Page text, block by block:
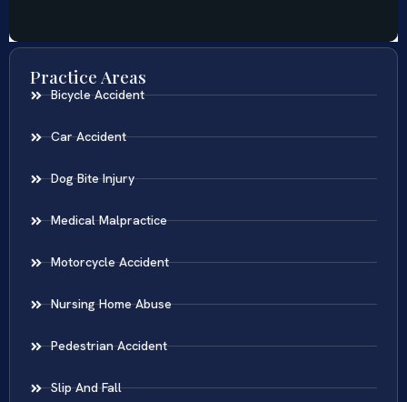
Practice Areas
Bicycle Accident
Car Accident
Dog Bite Injury
Medical Malpractice
Motorcycle Accident
Nursing Home Abuse
Pedestrian Accident
Slip And Fall